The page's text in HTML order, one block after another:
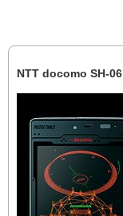
NTT docomo SH-